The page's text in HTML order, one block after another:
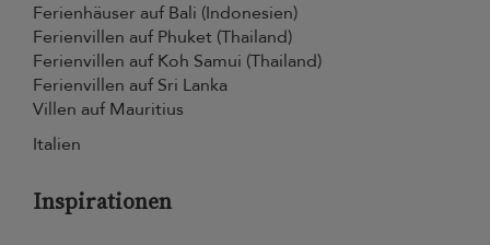
Ferienhäuser auf Bali (Indonesien)
Ferienvillen auf Phuket (Thailand)
Ferienvillen auf Koh Samui (Thailand)
Ferienvillen auf Sri Lanka
Villen auf Mauritius
Italien
Inspirationen